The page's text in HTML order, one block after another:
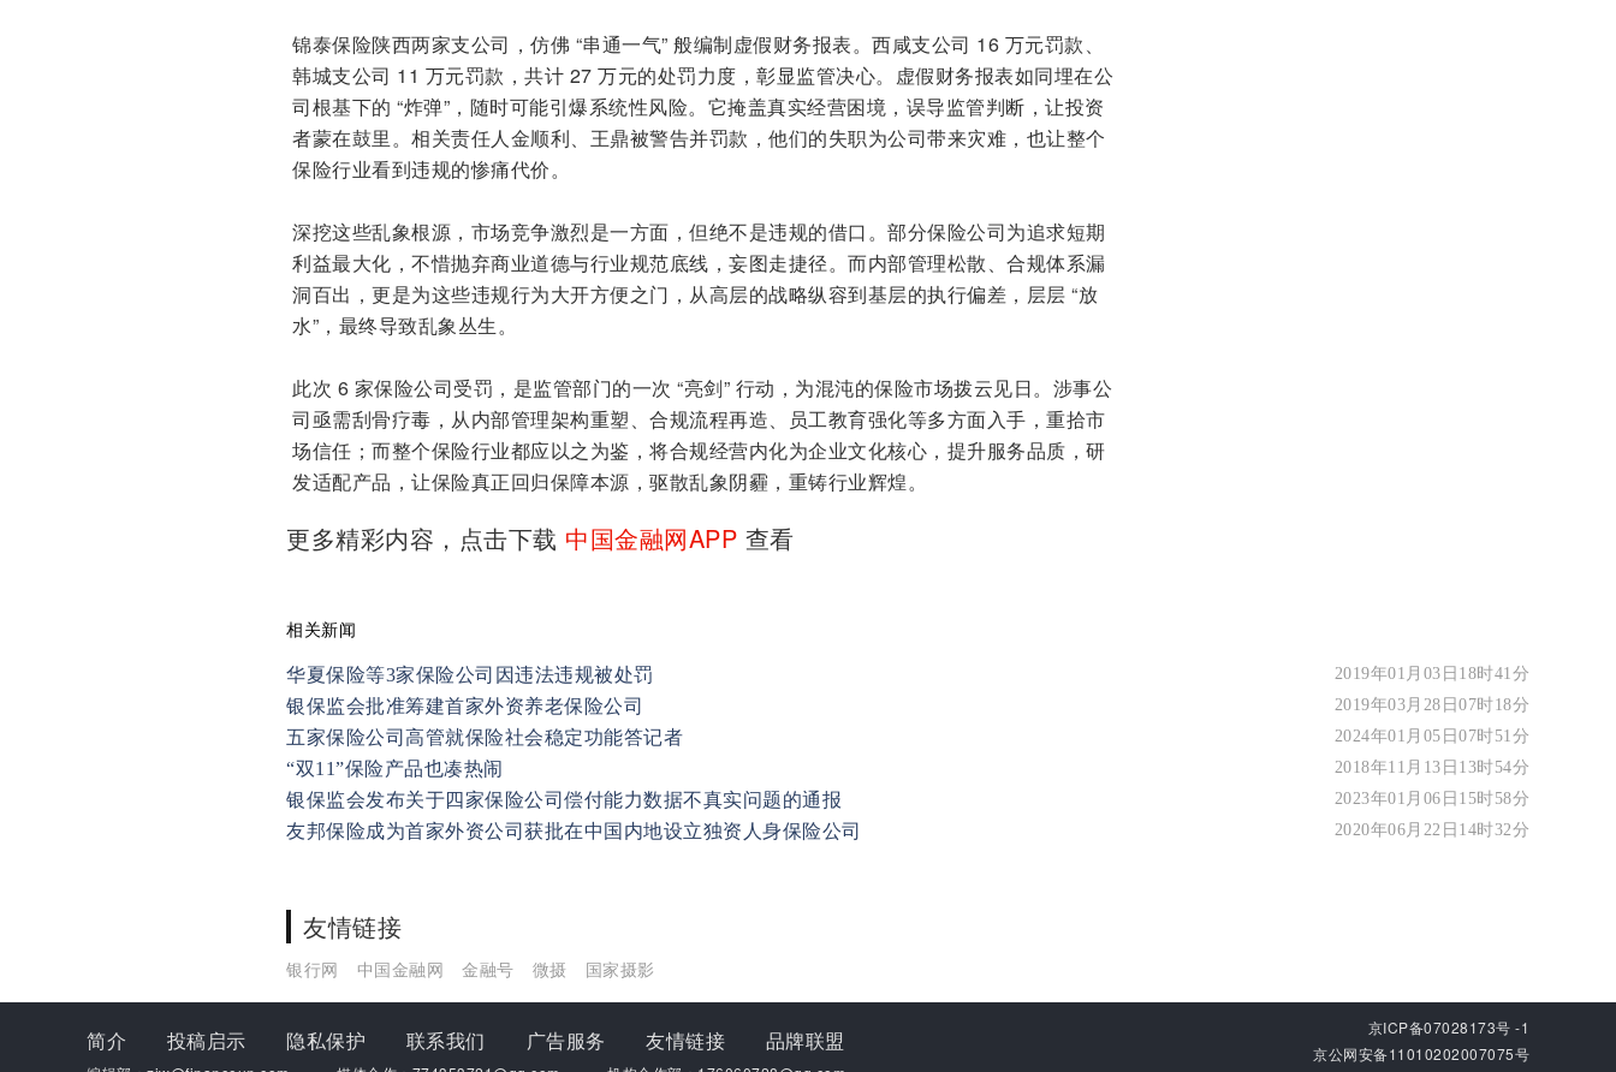
锦泰保险陕西两家支公司，仿佛 “串通一气” 般编制虚假财务报表。西咸支公司 16 万元罚款、
韩城支公司 11 万元罚款，共计 27 万元的处罚力度，彰显监管决心。虚假财务报表如同埋在公
司根基下的 “炸弹”，随时可能引爆系统性风险。它掩盖真实经营困境，误导监管判断，让投资
者蒙在鼓里。相关责任人金顺利、王鼎被警告并罚款，他们的失职为公司带来灾难，也让整个
保险行业看到违规的惨痛代价。
深挖这些乱象根源，市场竞争激烈是一方面，但绝不是违规的借口。部分保险公司为追求短期
利益最大化，不惜抛弃商业道德与行业规范底线，妄图走捷径。而内部管理松散、合规体系漏
洞百出，更是为这些违规行为大开方便之门，从高层的战略纵容到基层的执行偏差，层层 “放
水”，最终导致乱象丛生。
此次 6 家保险公司受罚，是监管部门的一次 “亮剑” 行动，为混沌的保险市场拨云见日。涉事公
司亟需刮骨疗毒，从内部管理架构重塑、合规流程再造、员工教育强化等多方面入手，重拾市
场信任；而整个保险行业都应以之为鉴，将合规经营内化为企业文化核心，提升服务品质，研
发适配产品，让保险真正回归保障本源，驱散乱象阴霾，重铸行业辉煌。
更多精彩内容，点击下载 中国金融网APP 查看
相关新闻
华夏保险等3家保险公司因违法违规被处罚 2019年01月03日18时41分
银保监会批准筹建首家外资养老保险公司 2019年03月28日07时18分
五家保险公司高管就保险社会稳定功能答记者 2024年01月05日07时51分
“双11”保险产品也凑热闹 2018年11月13日13时54分
银保监会发布关于四家保险公司偿付能力数据不真实问题的通报 2023年01月06日15时58分
友邦保险成为首家外资公司获批在中国内地设立独资人身保险公司 2020年06月22日14时32分
友情链接
银行网 中国金融网 金融号 微摄 国家摄影
简介 投稿启示 隐私保护 联系我们 广告服务 友情链接 品牌联盟
京ICP备07028173号 -1
京公网安备11010202007075号